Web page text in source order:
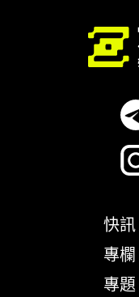
快訊
專欄
專題